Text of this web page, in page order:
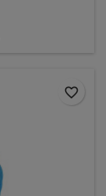
favorite_border